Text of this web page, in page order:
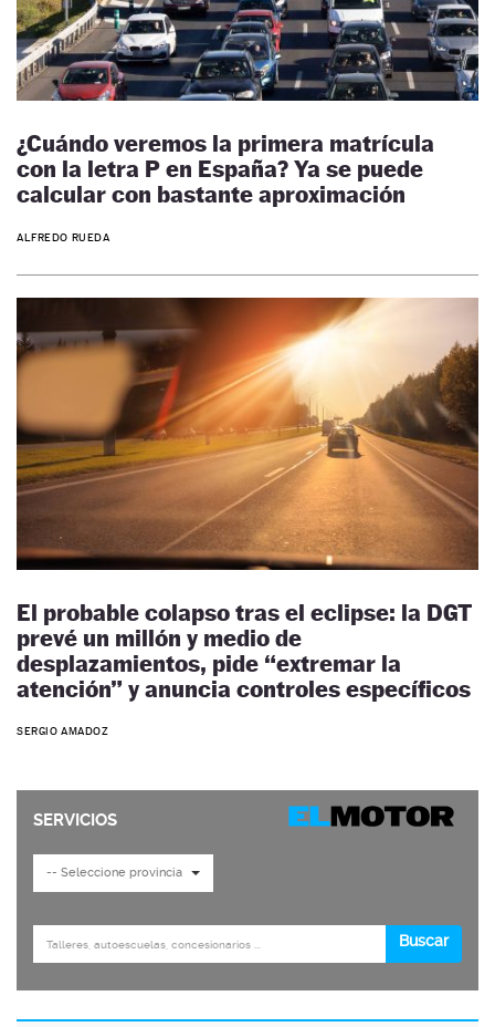
¿Cuándo veremos la primera matrícula
con la letra P en España? Ya se puede
calcular con bastante aproximación
ALFREDO RUEDA
El probable colapso tras el eclipse: la DGT
prevé un millón y medio de
desplazamientos, pide “extremar la
atención” y anuncia controles específicos
SERGIO AMADOZ